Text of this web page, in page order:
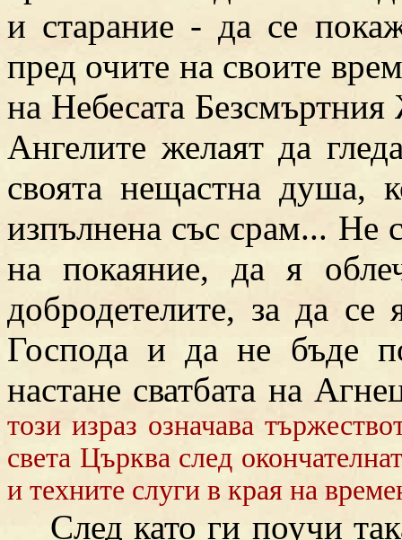
и старание - да се
пред очите на своите
на Небесата
Ангелите желаят да
своята нещастна душа,
изпълнена със срам... Не
на покаяние, да я
добродетелите, за да се
Господа и да не бъде
настане сватбата на
този израз означава
света Църква след
и техните слуги в края на
След като ги поучи